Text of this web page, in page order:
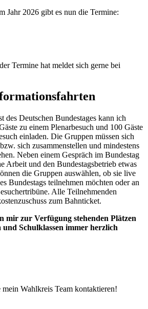
Jahr 2026 gibt es nun die Termine:
Termine hat meldet sich gerne bei
des Deutschen Bundestages kann ich
zu einem Plenarbesuch und 100 Gäste
einladen. Die Gruppen müssen sich
sich zusammenstellen und mindestens
Neben einem Gespräch im Bundestag
Arbeit und den Bundestagsbetrieb etwas
die Gruppen auswählen, ob sie live
Bundestags teilnehmen möchten oder an
Alle Teilnehmenden
zum Bahnticket.
mir zur Verfügung stehenden Plätzen
Schulklassen immer herzlich
mein Wahlkreis Team kontaktieren!